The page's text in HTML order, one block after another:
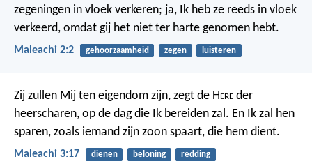
zegeningen in vloek verkeren; ja, Ik heb ze reeds in vloek
verkeerd, omdat gij het niet ter harte genomen hebt.
Maleachi 2:2 gehoorzaamheid zegen luisteren
Zij zullen Mij ten eigendom zijn, zegt de Here der
heerscharen, op de dag die Ik bereiden zal. En Ik zal hen
sparen, zoals iemand zijn zoon spaart, die hem dient.
Maleachi 3:17 dienen beloning redding